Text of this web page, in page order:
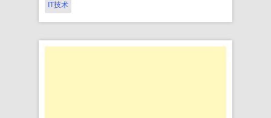
IT技术